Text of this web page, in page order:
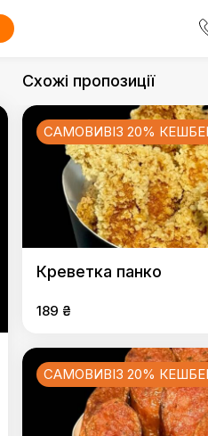
Схожі пропозиції
САМОВИВІЗ 20%
Креветка панко
189 ₴
САМОВИВІЗ 20%